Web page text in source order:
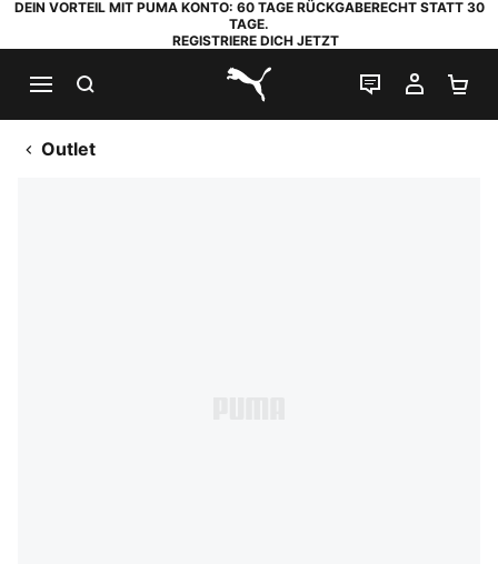
DEIN VORTEIL MIT PUMA KONTO: 60 TAGE RÜCKGABERECHT STATT 30
TAGE.
REGISTRIERE DICH JETZT
PUMA.com
LIVE-CHAT
MEIN
Outlet